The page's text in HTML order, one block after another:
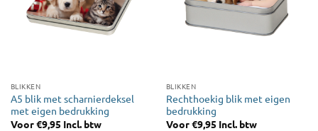
BLIKKEN
A5 blik met scharnierdeksel
met eigen bedrukking
Voor€9,95 Incl. btw
BLIKKEN
Rechthoekig blik met eigen
bedrukking
Voor€9,95 Incl. btw